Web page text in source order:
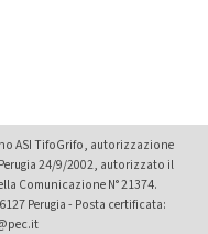
ASI TifoGrifo, autorizzazione
24/9/2002, autorizzato il
Comunicazione N° 21374.
Perugia - Posta certificata: